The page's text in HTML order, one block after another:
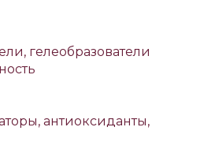
гелеобразователи
антиоксиданты,